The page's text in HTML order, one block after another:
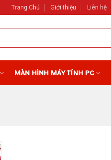
Trang Chủ Giới thiệu Liên hệ
MÀN HÌNH MÁY TÍNH PC